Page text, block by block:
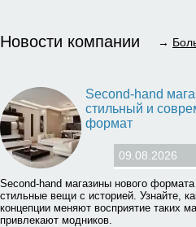
Новости компании →
Second-hand
стильный и
формат
09.08.2026
Second-hand магазины нового
стильные вещи с историей. Узнайте,
концепции меняют восприятие таких
привлекают модников.